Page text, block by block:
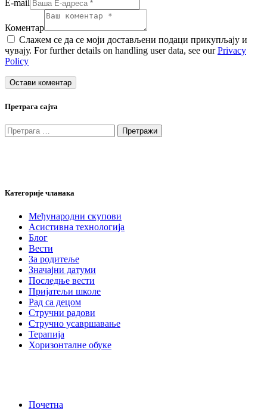
E-mail
Коментар
Слажем се да се моји достављени подаци прикупљају и
чувају. For further details on handling user data, see ourPrivacy
Policy
Претрага сајта
Претрага
за:
Категорије чланака
Међународни скупови
Асистивна технологија
Блог
Вести
За родитеље
Значајни датуми
Последње вести
Пријатељи школе
Рад са децом
Стручни радови
Стручно усавршавање
Терапија
Хоризонталне обуке
Почетна